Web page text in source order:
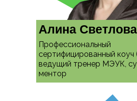
Алина Светлова
Профессиональный
сертифицированный коуч
ведущий тренер МЭУК,
ментор